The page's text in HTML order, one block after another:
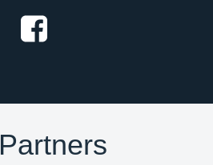
Partners